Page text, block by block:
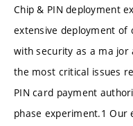
Chip & PIN deployment
extensive deployment of
with security as a ma
the most critical issues
PIN card payment
phase experiment.1 Our